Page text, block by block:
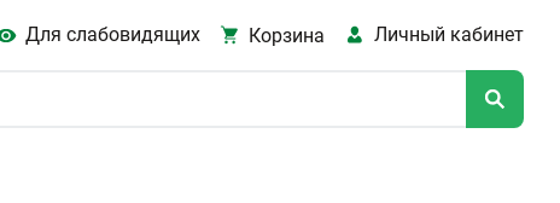
Для слабовидящих Корзина Личный кабинет